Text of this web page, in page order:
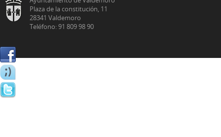
Plaza de la constitución, 11
28341 Valdemoro
Teléfono: 91 809 98 90